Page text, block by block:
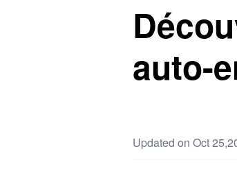
auto-
Updated on Oct